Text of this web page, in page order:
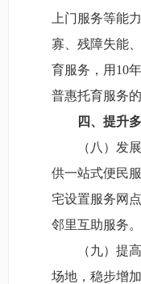
上门服务等能
寡、残障失能
育服务，用10
普惠托育服务
四、提升
（八）发
供一站式便民
宅设置服务网
邻里互助服务。
（九）提
场地，稳步增